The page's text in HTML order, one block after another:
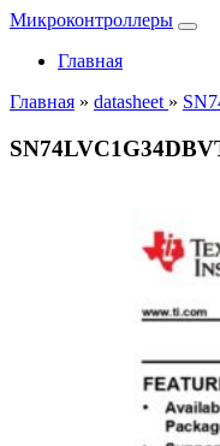
Микроконтроллеры
Главная
Главная » datasheet »